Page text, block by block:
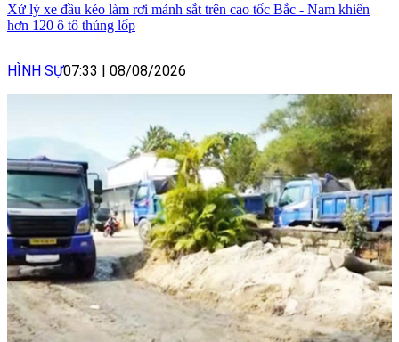
Xử lý xe đầu kéo làm rơi mảnh sắt trên cao tốc Bắc - Nam khiến
hơn 120 ô tô thủng lốp
HÌNH SỰ07:33 | 08/08/2026